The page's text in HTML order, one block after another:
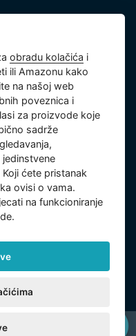
podataka
sudu u Pragu, Odjel
tvrtke: 26150808,
All rights reserved.
obradu kolačića i
ili Amazonu kako
na našoj web
poveznica i
za proizvode koje
sadrže
ćete pristanak
ovisi o vama.
na funkcioniranje